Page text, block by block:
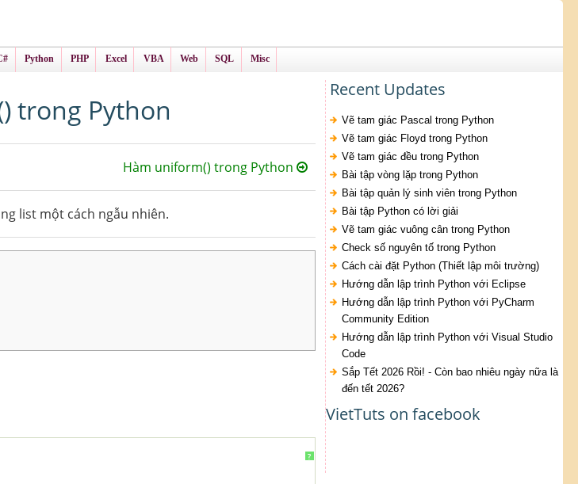
Python PHP Excel VBA Web SQL Misc
trong Python
Hàm uniform() trong Python
list một cách ngẫu nhiên.
?
Recent Updates
Vẽ tam giác Pascal trong Python
Vẽ tam giác Floyd trong Python
Vẽ tam giác đều trong Python
Bài tập vòng lặp trong Python
Bài tập quản lý sinh viên trong Python
Bài tập Python có lời giải
Vẽ tam giác vuông cân trong Python
Check số nguyên tố trong Python
Cách cài đặt Python (Thiết lập môi trường)
Hướng dẫn lập trình Python với Eclipse
Hướng dẫn lập trình Python với PyCharm
Community Edition
Hướng dẫn lập trình Python với Visual Studio
Code
Sắp Tết 2026 Rồi! - Còn bao nhiêu ngày nữa là
đến tết 2026?
VietTuts on facebook